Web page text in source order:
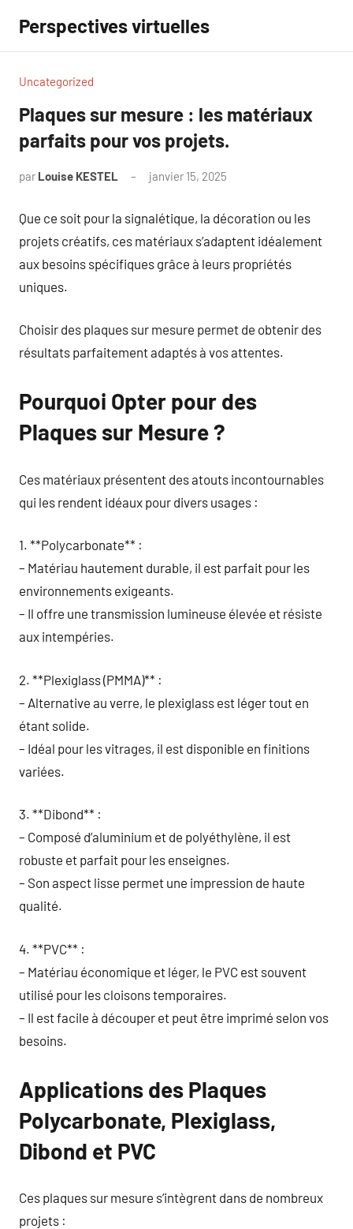
contenu
Perspectives virtuelles
Uncategorized
Plaques sur mesure : les matériaux
parfaits pour vos projets.
par Louise KESTEL janvier 15, 2025
Que ce soit pour la signalétique, la décoration ou les
projets créatifs, ces matériaux s’adaptent idéalement
aux besoins spécifiques grâce à leurs propriétés
uniques.
Choisir des plaques sur mesure permet de obtenir des
résultats parfaitement adaptés à vos attentes.
Pourquoi Opter pour des
Plaques sur Mesure ?
Ces matériaux présentent des atouts incontournables
qui les rendent idéaux pour divers usages :
1. **Polycarbonate** :
– Matériau hautement durable, il est parfait pour les
environnements exigeants.
– Il offre une transmission lumineuse élevée et résiste
aux intempéries.
2. **Plexiglass (PMMA)** :
– Alternative au verre, le plexiglass est léger tout en
étant solide.
– Idéal pour les vitrages, il est disponible en finitions
variées.
3. **Dibond** :
– Composé d’aluminium et de polyéthylène, il est
robuste et parfait pour les enseignes.
– Son aspect lisse permet une impression de haute
qualité.
4. **PVC** :
– Matériau économique et léger, le PVC est souvent
utilisé pour les cloisons temporaires.
– Il est facile à découper et peut être imprimé selon vos
besoins.
Applications des Plaques
Polycarbonate, Plexiglass,
Dibond et PVC
Ces plaques sur mesure s’intègrent dans de nombreux
projets :